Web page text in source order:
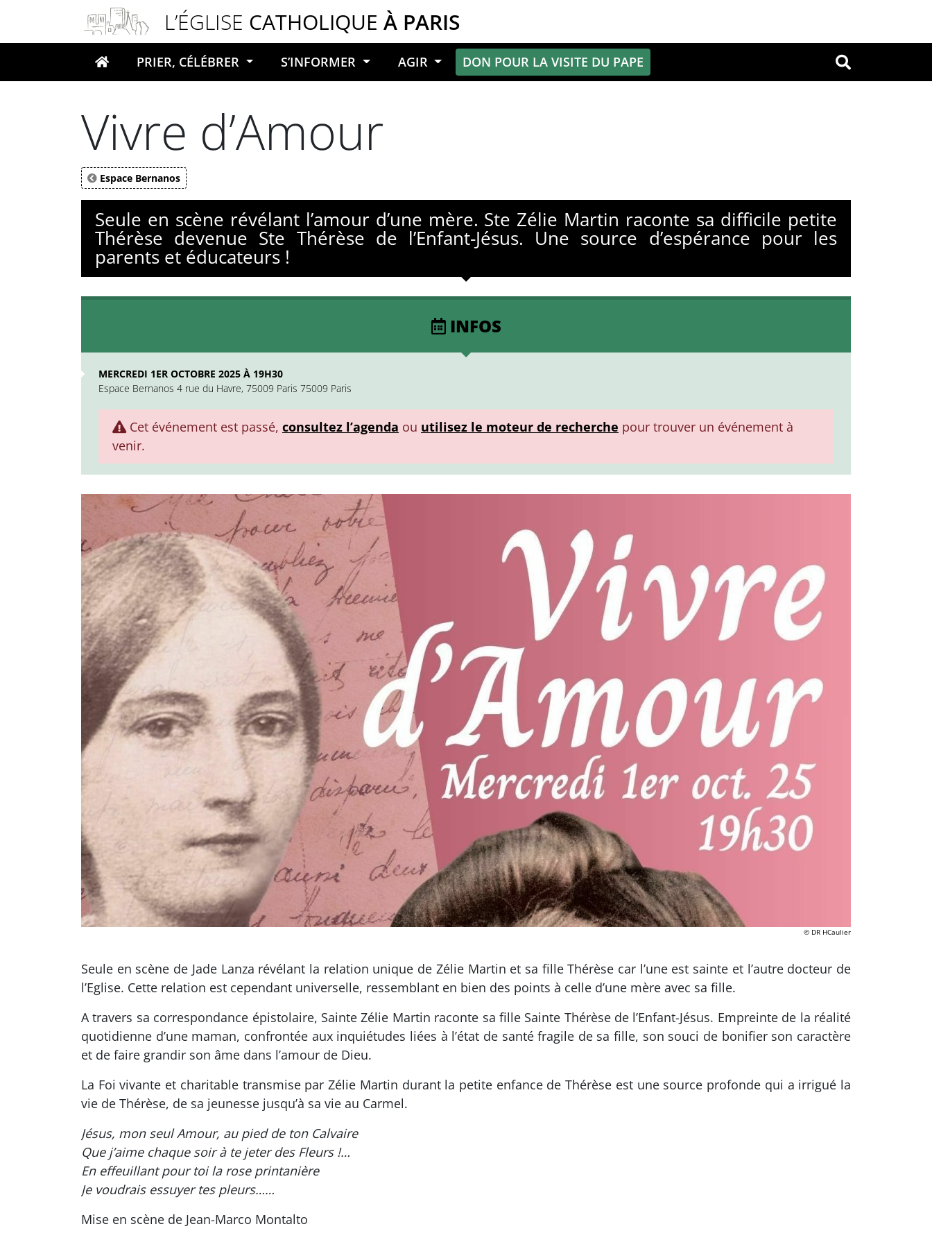
L’ÉGLISE CATHOLIQUE À PARIS
Votre recherche OK
PRIER, CÉLÉBRER S’INFORMER AGIR DON POUR LA VISITE DU PAPE
Vivre d’Amour
Espace Bernanos
Seule en scène révélant l’amour d’une mère. Ste Zélie Martin raconte sa difficile petite
Thérèse devenue Ste Thérèse de l’Enfant-Jésus. Une source d’espérance pour les
parents et éducateurs !
INFOS
MERCREDI 1ER OCTOBRE 2025 À 19H30
Espace Bernanos 4 rue du Havre, 75009 Paris 75009 Paris
Cet événement est passé, consultez l’agenda ou utilisez le moteur de recherche pour trouver un événement à
venir.
© DR HCaulier
Seule en scène de Jade Lanza révélant la relation unique de Zélie Martin et sa fille Thérèse car l’une est sainte et l’autre docteur de
l’Eglise. Cette relation est cependant universelle, ressemblant en bien des points à celle d’une mère avec sa fille.
A travers sa correspondance épistolaire, Sainte Zélie Martin raconte sa fille Sainte Thérèse de l’Enfant-Jésus. Empreinte de la réalité
quotidienne d’une maman, confrontée aux inquiétudes liées à l’état de santé fragile de sa fille, son souci de bonifier son caractère
et de faire grandir son âme dans l’amour de Dieu.
La Foi vivante et charitable transmise par Zélie Martin durant la petite enfance de Thérèse est une source profonde qui a irrigué la
vie de Thérèse, de sa jeunesse jusqu’à sa vie au Carmel.
Jésus, mon seul Amour, au pied de ton Calvaire
Que j’aime chaque soir à te jeter des Fleurs !…
En effeuillant pour toi la rose printanière
Je voudrais essuyer tes pleurs……
Mise en scène de Jean-Marco Montalto
Panneau de gestion des cookies